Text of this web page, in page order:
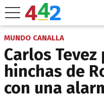
MUNDO CANALLA
Carlos
hinchas de
con una